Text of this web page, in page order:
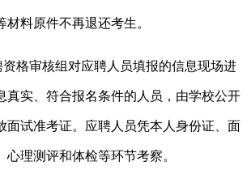
料原件不再退还考生。
格审核组对应聘人员填报的信息现场进
真实、符合报名条件的人员，由学校公开
面试准考证。应聘人员凭本人身份证、面
理测评和体检等环节考察。